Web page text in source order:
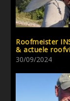
Roofmeister
& actuele
30/09/2024